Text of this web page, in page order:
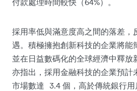
付款處理時間較快（ ）。
採用率低與滿意度高之間的落差，
遇。積極擁抱創新科技的企業將能
並在日益數碼化的全球經濟中釋放
亦指出，採用金融科技的企業預計
市場數達 3.4 個，高於傳統銀行